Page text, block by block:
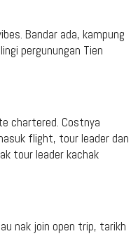
Bandar ada, kampung
pergunungan Tien
chartered. Costnya
flight, tour leader dan
tour leader kachak
nak join open trip, tarikh